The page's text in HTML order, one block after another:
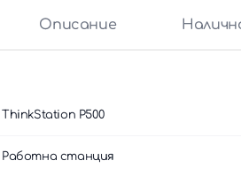
Описание
ThinkStation P500
Работна станция